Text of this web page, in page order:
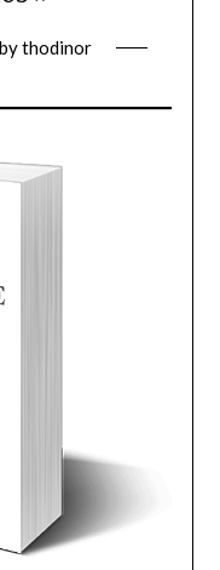
thodinor